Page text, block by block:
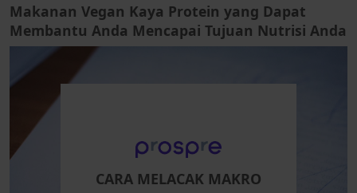
Makanan Vegan Kaya Protein yang Dapat
Membantu Anda Mencapai Tujuan Nutrisi Anda
CARA MELACAK MAKRO